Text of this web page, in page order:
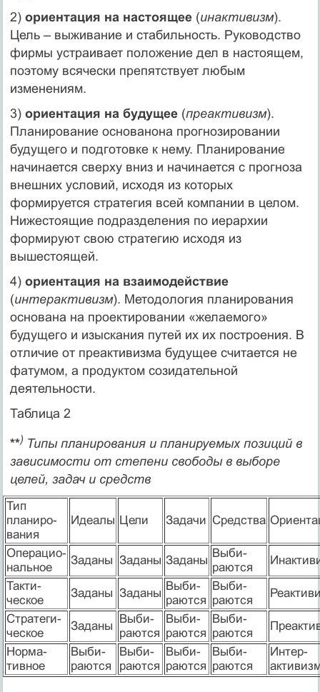
2) ориентация на настоящее(инактивизм).
Цель – выживание и стабильность. Руководство
фирмы устраивает положение дел в настоящем,
поэтому всячески препятствует любым
изменениям.
3) ориентация на будущее(преактивизм).
Планирование основанона прогнозировании
будущего и подготовке к нему. Планирование
начинается сверху вниз и начинается с прогноза
внешних условий, исходя из которых
формируется стратегия всей компании в целом.
Нижестоящие подразделения по иерархии
формируют свою стратегию исходя из
вышестоящей.
4) ориентация на взаимодействие
(интерактивизм). Методология планирования
основана на проектировании «желаемого»
будущего и изыскания путей их их построения. В
отличие от преактивизма будущее считается не
фатумом, а продуктом созидательной
деятельности.
Таблица 2
**) Типы планирования и планируемых позиций в
зависимости от степени свободы в выборе
целей, задач и средств
Тип
планиро-
вания
Идеалы Цели Задачи Средства
Операцио-
нальное
Заданы Заданы Заданы
Выби-
раются
Такти-
ческое
Заданы Заданы
Выби-
раются
Выби-
раются
Стратеги-
ческое
Заданы
Выби-
раются
Выби-
раются
Выби-
раются
Норма-
тивное
Выби-
раются
Выби-
раются
Выби-
раются
Выби-
раются
Интер-